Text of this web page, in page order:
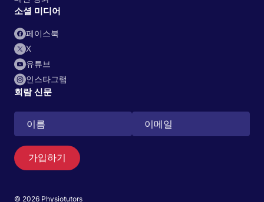
소셜 미디어
페이스북
X
유튜브
인스타그램
회람 신문
가입하기
© 2026 Physiotutors